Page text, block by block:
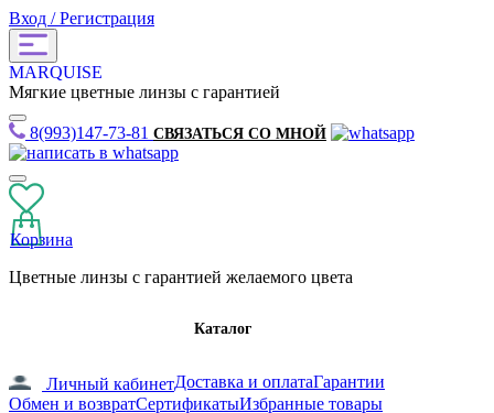
Вход / Регистрация
MARQUISE
Мягкие цветные линзы с гарантией
8(993)147-73-81 СВЯЗАТЬСЯ СО МНОЙ
Корзина
Цветные линзы с гарантией желаемого цвета
Каталог
Личный кабинетДоставка и оплатаГарантии
Обмен и возвратСертификатыИзбранные товары